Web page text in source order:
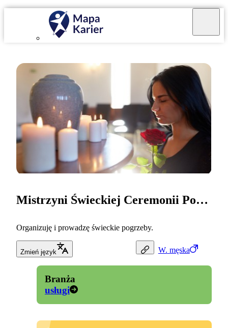
W. męska
Mistrzyni Świeckiej Ceremonii Pogrzebowej
Organizuję i prowadzę świeckie pogrzeby.
Zmień język
Branża
usługi